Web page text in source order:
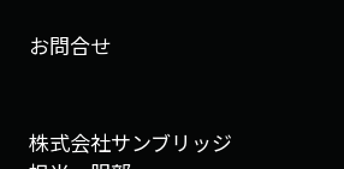
お問合せ
株式会社サンブリッジ